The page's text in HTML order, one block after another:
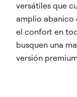
versátiles que
amplio abanico
el confort en
busquen una
versión